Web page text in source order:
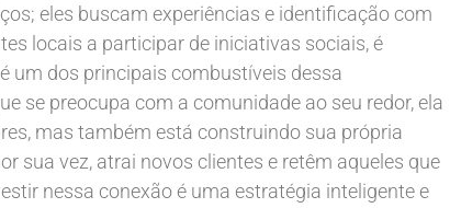
eles buscam experiências e identificação com
locais a participar de iniciativas sociais, é
um dos principais combustíveis dessa
se preocupa com a comunidade ao seu redor, ela
mas também está construindo sua própria
sua vez, atrai novos clientes e retêm aqueles que
nessa conexão é uma estratégia inteligente e